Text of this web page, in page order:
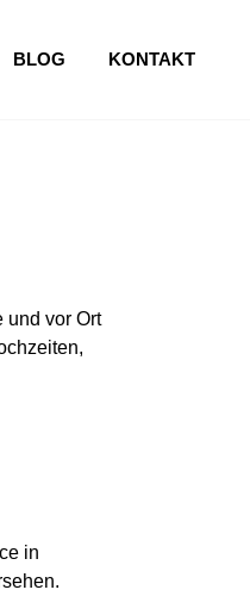
BLOG KONTAKT
und vor Ort
in